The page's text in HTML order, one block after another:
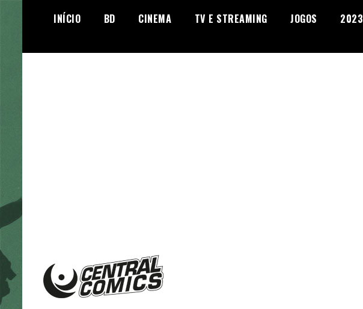
INÍCIO BD CINEMA TV E STREAMING JOGOS 2023